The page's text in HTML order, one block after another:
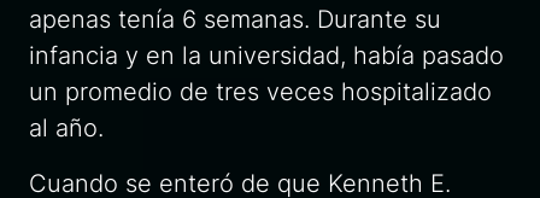
apenas tenía 6 semanas. Durante su
infancia y en la universidad, había pasado
un promedio de tres veces hospitalizado
al año.
Cuando se enteró de que Kenneth E.